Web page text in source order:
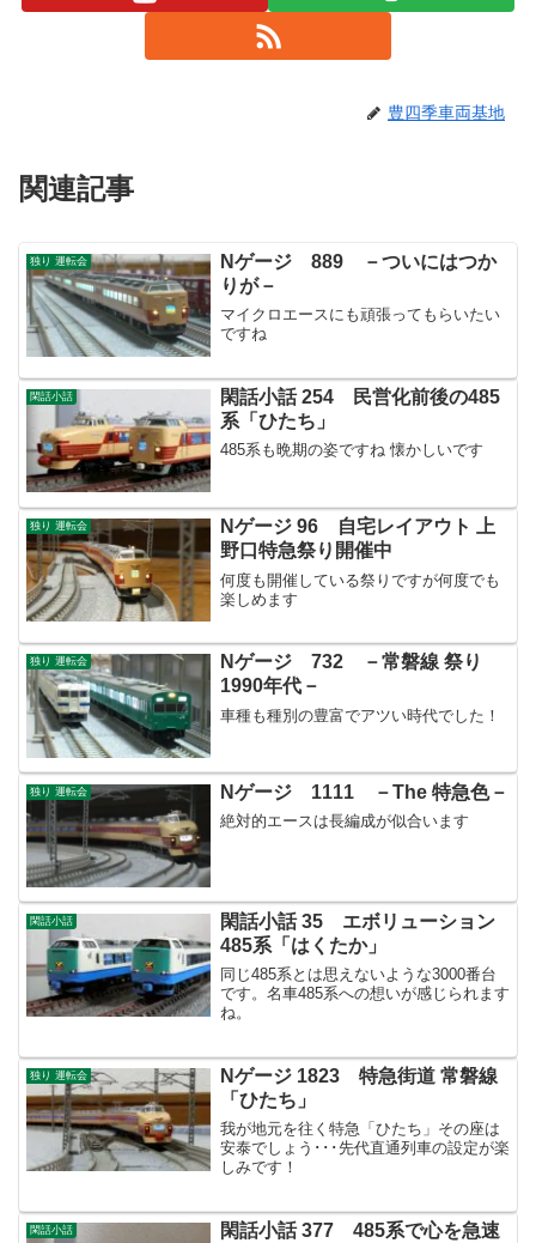
豊四季車両基地
関連記事
独り 運転会
Nゲージ 889 －ついにはつか
りが－
マイクロエースにも頑張ってもらいたい
ですね
閑話小話
閑話小話 254 民営化前後の485
系「ひたち」
485系も晩期の姿ですね 懐かしいです
独り 運転会
Nゲージ 96 自宅レイアウト 上
野口特急祭り開催中
何度も開催している祭りですが何度でも
楽しめます
独り 運転会
Nゲージ 732 －常磐線 祭り
1990年代－
車種も種別の豊富でアツい時代でした！
独り 運転会 Nゲージ 1111 －The 特急色－
絶対的エースは長編成が似合います
閑話小話
閑話小話 35 エボリューション
485系「はくたか」
同じ485系とは思えないような3000番台
です。名車485系への想いが感じられます
ね。
独り 運転会
Nゲージ 1823 特急街道 常磐線
「ひたち」
我が地元を往く特急「ひたち」その座は
安泰でしょう･･･先代直通列車の設定が楽
しみです！
閑話小話
閑話小話 377 485系で心を急速